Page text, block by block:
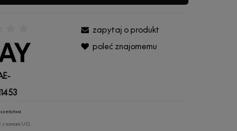
zapytaj o produkt
poleć znajomemu
normami UE).